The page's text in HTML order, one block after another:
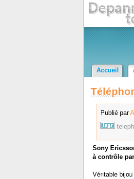
Accueil
Publié par
Sony
à contrôle
Véritable